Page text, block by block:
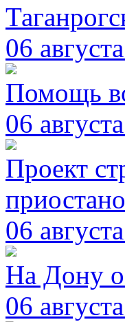
06
Помощь
06
Проект
06
На Дону
06